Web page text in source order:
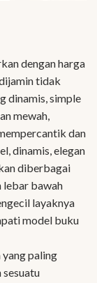
dengan harga
tidak
dinamis, simple
mewah,
dan
dinamis, elegan
diberbagai
lebar bawah
layaknya
model buku
paling